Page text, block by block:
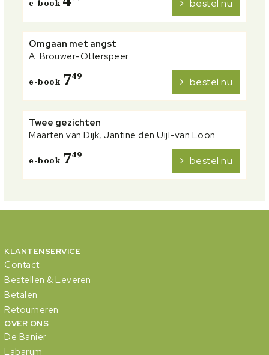
e-book bestel nu
Omgaan met angst
A. Brouwer-Otterspeer
e-book 749 bestel nu
Twee gezichten
Maarten van Dijk, Jantine den Uijl-van Loon
e-book 749 bestel nu
KLANTENSERVICE
Contact
Bestellen & Leveren
Betalen
Retourneren
OVER ONS
De Banier
Labarum